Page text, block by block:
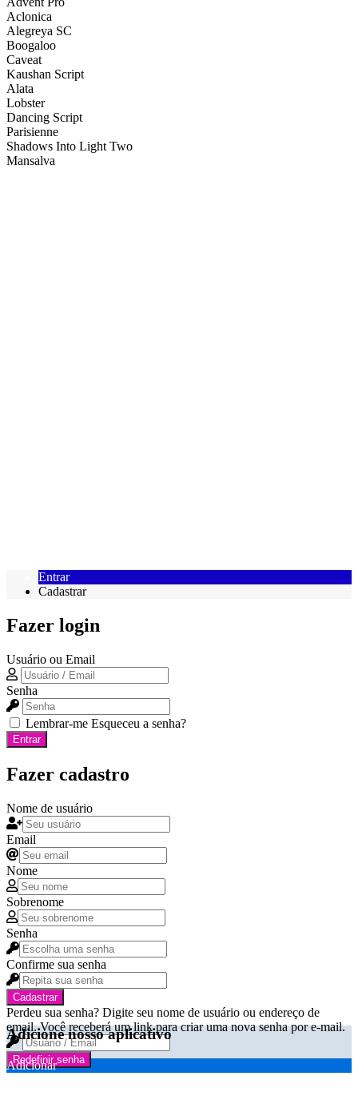
Aclonica
Alegreya SC
Boogaloo
Caveat
Kaushan Script
Alata
Lobster
Dancing Script
Parisienne
Shadows Into Light Two
Mansalva
Entrar
Cadastrar
Fazer login
Usuário ou Email
Senha
Lembrar-me Esqueceu a senha?
Entrar
Fazer cadastro
Nome de usuário
Email
Nome
Sobrenome
Senha
Confirme sua senha
Cadastrar
Perdeu sua senha? Digite seu nome de usuário ou endereço de
email. Você receberá um link para criar uma nova senha por e-mail.
Redefinir senha
Adicione nosso aplicativo
Adicionar